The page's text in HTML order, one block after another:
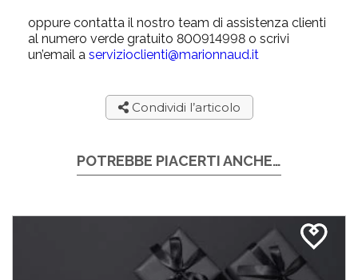
oppure contatta il nostro team di assistenza clienti
al numero verde gratuito 800914998 o scrivi
un’email a servizioclienti@marionnaud.it
Condividi l’articolo
POTREBBE PIACERTI ANCHE…